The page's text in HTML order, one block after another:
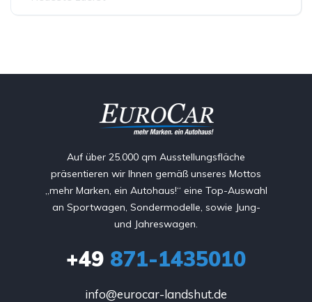
Auf über 25.000 qm Ausstellungsfläche
präsentieren wir Ihnen gemäß unseres Mottos
„mehr Marken, ein Autohaus!“ eine Top-Auswahl
an Sportwagen, Sondermodelle, sowie Jung-
und Jahreswagen.
+49 871-1435010
info@eurocar-landshut.de